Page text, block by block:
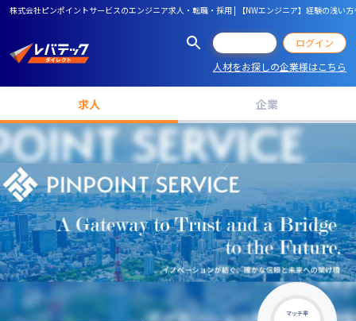
株式会社ピンポイントサービスのエンジニア求人・転職・採用 | 【NWエンジニア】経験の浅
ログイン
人材をお探しの企業様はこちら
求人 企業
マッチ率